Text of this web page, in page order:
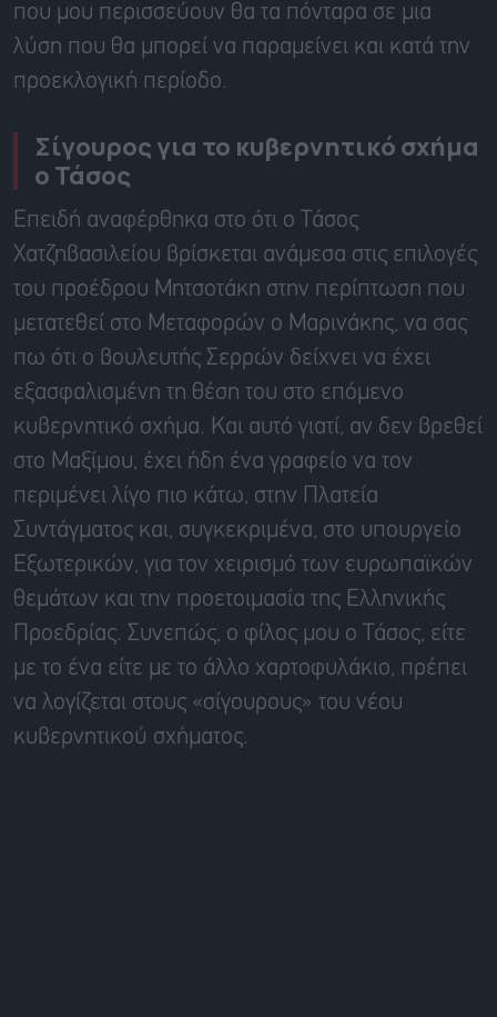
που μου περισσεύουν θα τα πόνταρα σε μια
λύση που θα μπορεί να παραμείνει και κατά την
προεκλογική περίοδο.
Σίγουρος για το κυβερνητικό σχήμα
ο Τάσος
Επειδή αναφέρθηκα στο ότι ο Τάσος
Χατζηβασιλείου βρίσκεται ανάμεσα στις επιλογές
του προέδρου Μητσοτάκη στην περίπτωση που
μετατεθεί στο Μεταφορών ο Μαρινάκης, να σας
πω ότι ο βουλευτής Σερρών δείχνει να έχει
εξασφαλισμένη τη θέση του στο επόμενο
κυβερνητικό σχήμα. Και αυτό γιατί, αν δεν βρεθεί
στο Μαξίμου, έχει ήδη ένα γραφείο να τον
περιμένει λίγο πιο κάτω, στην Πλατεία
Συντάγματος και, συγκεκριμένα, στο υπουργείο
Εξωτερικών, για τον χειρισμό των ευρωπαϊκών
θεμάτων και την προετοιμασία της Ελληνικής
Προεδρίας. Συνεπώς, ο φίλος μου ο Τάσος, είτε
με το ένα είτε με το άλλο χαρτοφυλάκιο, πρέπει
να λογίζεται στους «σίγουρους» του νέου
κυβερνητικού σχήματος.